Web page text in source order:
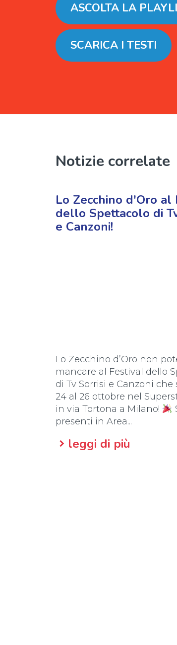
ASCOLTA LA
SCARICA I TESTI
Notizie correlate
Lo Zecchino d'Oro al
dello Spettacolo di
e Canzoni!
Lo Zecchino d’Oro non
mancare al Festival dello
di Tv Sorrisi e Canzoni che
24 al 26 ottobre nel
in via Tortona a Milano!
presenti in Area...
leggi di più